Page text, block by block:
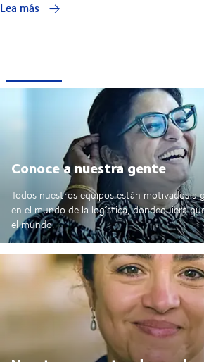
Lea más
Conoce a nuestra gente
Todos nuestros equipos están motivados a
en el mundo de la logística, dondequiera
el mundo.